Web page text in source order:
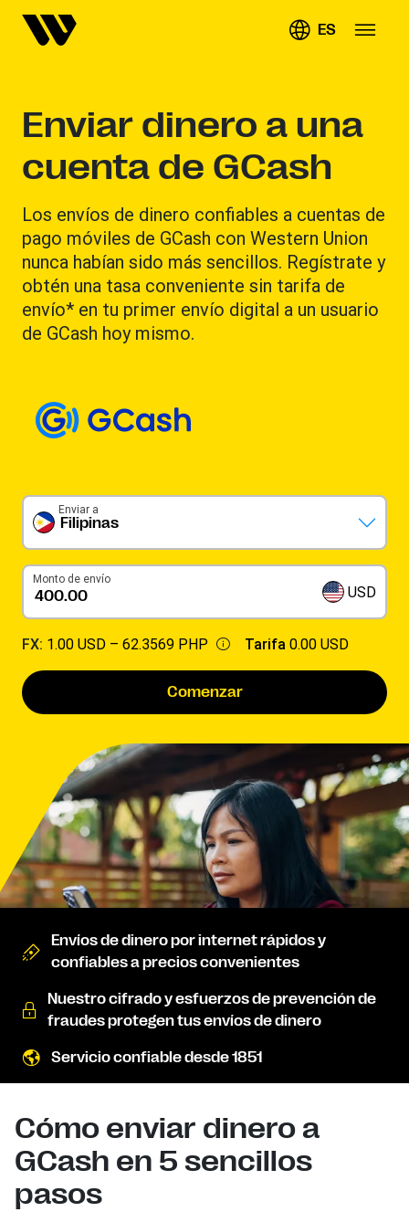
ES
Enviar dinero a una
cuenta de GCash
Los envíos de dinero confiables a cuentas de
pago móviles de GCash con Western Union
nunca habían sido más sencillos. Regístrate y
obtén una tasa conveniente sin tarifa de
envío* en tu primer envío digital a un usuario
de GCash hoy mismo.
Filipinas
Enviar a
Monto de envío
USD
FX: 1.00 USD – 62.3569 PHP Tarifa 0.00 USD
Comenzar
Envíos de dinero por internet rápidos y
confiables a precios convenientes
Nuestro cifrado y esfuerzos de prevención de
fraudes protegen tus envíos de dinero
Servicio confiable desde 1851
Cómo enviar dinero a
GCash en 5 sencillos
pasos